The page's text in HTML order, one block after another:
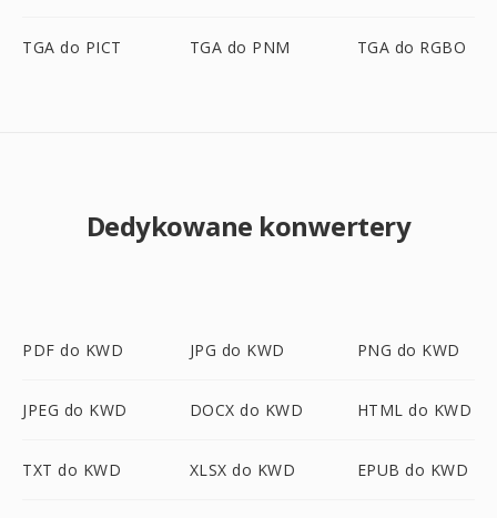
TGA do PICT TGA do PNM TGA do RGBO
Dedykowane konwertery
PDF do KWD JPG do KWD PNG do KWD
JPEG do KWD DOCX do KWD HTML do KWD
TXT do KWD XLSX do KWD EPUB do KWD